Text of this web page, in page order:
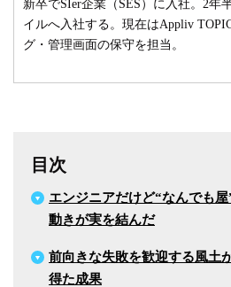
新卒でSIer企業（SES）に入社。2年
イルへ入社する。現在はAppliv
グ・管理画面の保守を担当。
目次
エンジニアだけど“なんでも
動きが実を結んだ
前向きな失敗を歓迎する風土
得た成果